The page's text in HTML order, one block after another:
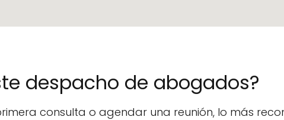
despacho de abogados?
consulta o agendar una reunión, lo más